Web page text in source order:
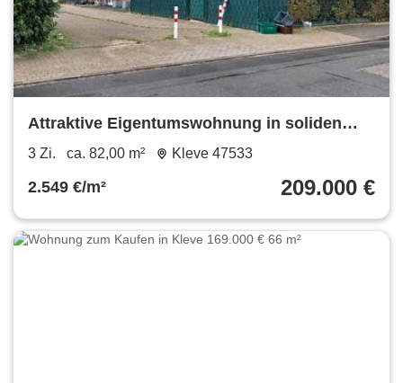
Attraktive Eigentumswohnung in soliden
Mehrfamilienhaus im Kleve
3 Zi. ca. 82,00 m² Kleve 47533
2.549 €/m² 209.000 €